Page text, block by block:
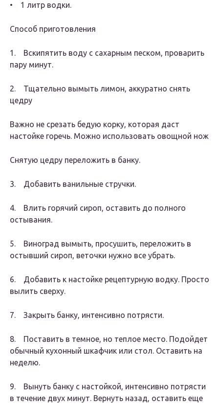
• 1 литр водки.
Способ приготовления
1. Вскипятить воду с сахарным песком, проварить
пару минут.
2. Тщательно вымыть лимон, аккуратно снять
цедру
Важно не срезать бедую корку, которая даст
настойке горечь. Можно использовать овощной нож
Снятую цедру переложить в банку.
3. Добавить ванильные стручки.
4. Влить горячий сироп, оставить до полного
остывания.
5. Виноград вымыть, просушить, переложить в
остывший сироп, веточки нужно все убрать.
6. Добавить к настойке рецептурную водку. Просто
вылить сверху.
7. Закрыть банку, интенсивно потрясти.
8. Поставить в темное, но теплое место. Подойдет
обычный кухонный шкафчик или стол. Оставить на
неделю.
9. Вынуть банку с настойкой, интенсивно потрясти
в течение двух минут. Вернуть назад, оставить еще